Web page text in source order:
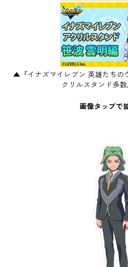
▲『イナズマイレブン 英雄たちの
クリルスタンド多数
画像タップで